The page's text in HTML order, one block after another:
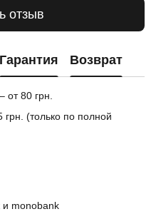
отзыв
Гарантия Возврат
от 80 грн.
грн. (только по полной
и monobank